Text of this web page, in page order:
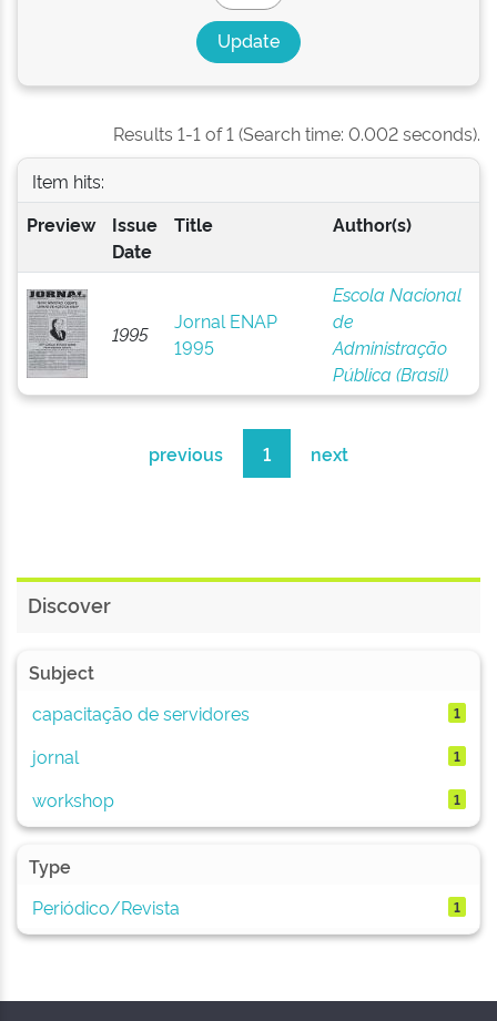
Results 1-1 of 1 (Search time: 0.002 seconds).
Item hits:
Preview
Issue
Date
Title Author(s)
1995
Jornal ENAP
1995
Escola Nacional
de
Administração
Pública (Brasil)
previous 1 next
Discover
Subject
capacitação de servidores
1
jornal 1
workshop 1
Type
Periódico/Revista
1